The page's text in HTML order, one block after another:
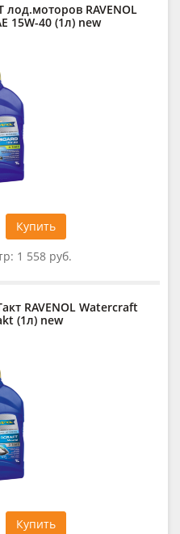
RAVENOL
15W-40 (1л) new
Купить
1 558 руб.
RAVENOL Watercraft
(1л) new
Купить